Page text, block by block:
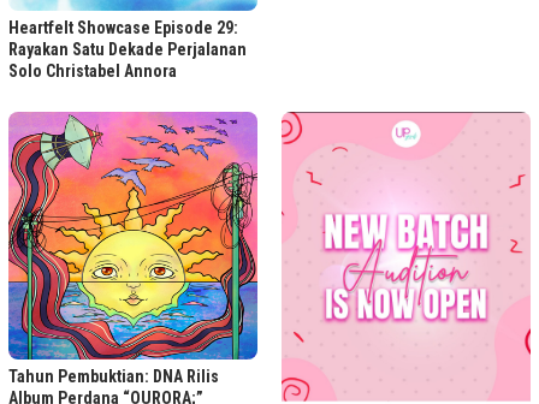
Heartfelt Showcase Episode 29:
Rayakan Satu Dekade Perjalanan
Solo Christabel Annora
Tahun Pembuktian: DNA Rilis
Album Perdana “OURORA;”